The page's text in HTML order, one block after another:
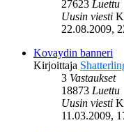
27623 Luettu
Uusin viesti
22.08.2009,
Kovaydin banneri
Kirjoittaja
3 Vastaukset
18873 Luettu
Uusin viesti
11.03.2009,